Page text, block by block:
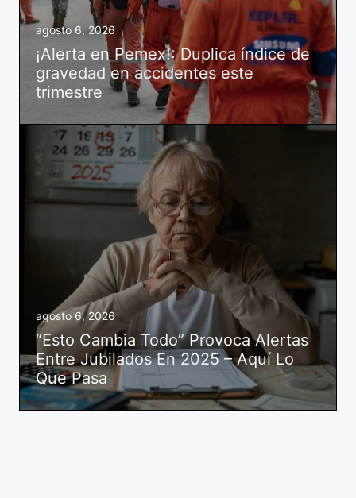
agosto 6, 2026
¡Alerta en Pemex!: Duplica índice de
gravedad en accidentes este
trimestre
agosto 6, 2026
“Esto Cambia Todo” Provoca Alertas
Entre Jubilados En 2025 – Aquí Lo
Que Pasa